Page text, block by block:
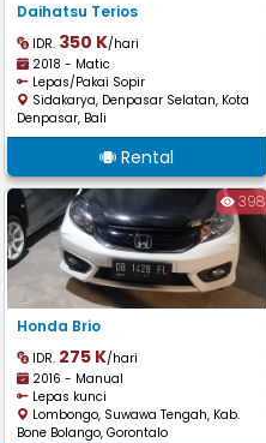
Daihatsu Terios
IDR. 350 K/hari
2018 - Matic
Lepas/Pakai Sopir
Sidakarya, Denpasar Selatan, Kota
Denpasar, Bali
Rental
398
Honda Brio
IDR. 275 K/hari
2016 - Manual
Lepas kunci
Lombongo, Suwawa Tengah, Kab.
Bone Bolango, Gorontalo